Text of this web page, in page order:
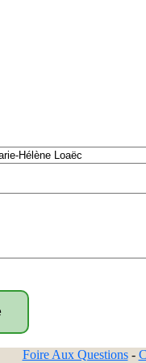
Foire Aux Questions-